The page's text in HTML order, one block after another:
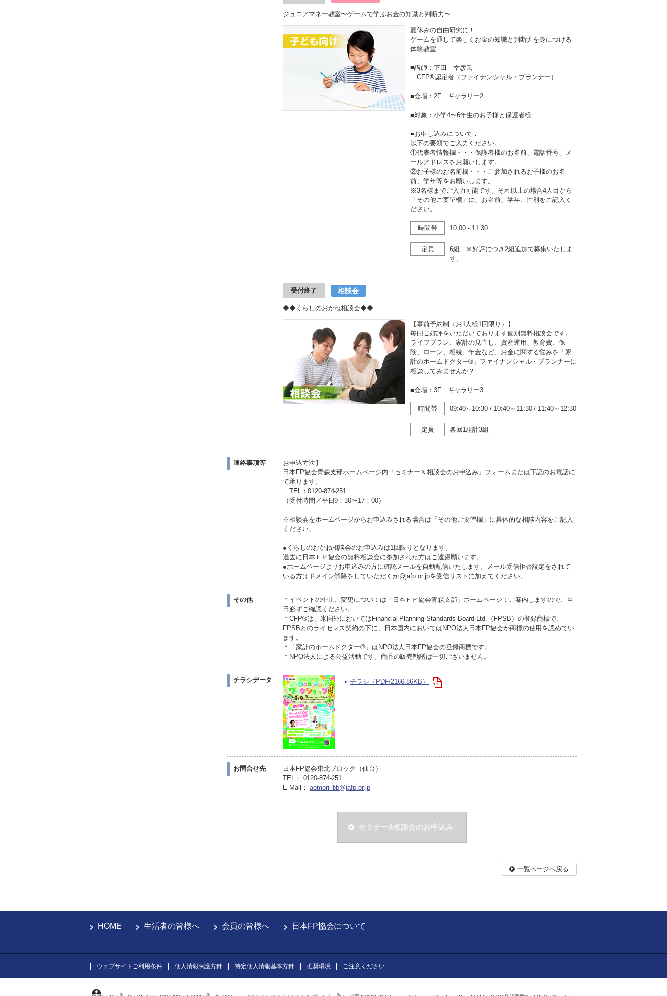
ジュニアマネー教室〜ゲームで学ぶお金の知識と判断力〜
夏休みの自由研究に！
ゲームを通して楽しくお金の知識と判断力を身につける
体験教室
■講師：下田 幸彦氏
CFP®認定者（ファイナンシャル・プランナー）
■会場：2F ギャラリー2
■対象：小学4〜6年生のお子様と保護者様
■お申し込みについて：
以下の要領でご入力ください。
①代表者情報欄・・・保護者様のお名前、電話番号、メ
ールアドレスをお願いします。
②お子様のお名前欄・・・ご参加されるお子様のお名
前、学年等をお願いします。
※3名様までご入力可能です。それ以上の場合4人目から
「その他ご要望欄」に、お名前、学年、性別をご記入く
ださい。
時間帯 10:00～11:30
定員
6組 ※好評につき2組追加で募集いたしま
す。
受付終了 相談会
◆◆くらしのおかね相談会◆◆
【事前予約制（お1人様1回限り）】
毎回ご好評をいただいております個別無料相談会です。
ライフプラン、家計の見直し、資産運用、教育費、保
険、ローン、相続、年金など、お金に関する悩みを「家
計のホームドクター®」ファイナンシャル・プランナーに
相談してみませんか？
■会場：3F ギャラリー3
時間帯 09:40～10:30 / 10:40～11:30 / 11:40～12:30
定員 各回1組計3組
連絡事項等
お申込方法】
日本FP協会青森支部ホームページ内「セミナー＆相談会のお申込み」フォームまたは下記のお電話に
て承ります。
TEL：0120-874-251
（受付時間／平日9：30〜17：00）
※相談会をホームページからお申込みされる場合は「その他ご要望欄」に具体的な相談内容をご記入
ください。
●くらしのおかね相談会のお申込みは1回限りとなります。
過去に日本ＦＰ協会の無料相談会に参加された方はご遠慮願います。
●ホームページよりお申込みの方に確認メールを自動配信いたします。メール受信拒否設定をされて
いる方はドメイン解除をしていただくか@jafp.or.jpを受信リストに加えてください。
その他
＊イベントの中止、変更については「日本ＦＰ協会青森支部」ホームページでご案内しますので、当
日必ずご確認ください。
＊CFP®は、米国外においてはFinancial Planning Standards Board Ltd.（FPSB）の登録商標で、
FPSBとのライセンス契約の下に、日本国内においてはNPO法人日本FP協会が商標の使用を認めてい
ます。
＊「家計のホームドクター®」はNPO法人日本FP協会の登録商標です。
＊NPO法人による公益活動です。商品の販売勧誘は一切ございません。
チラシデータ チラシ（PDF/2166.86KB）
お問合せ先
日本FP協会東北ブロック（仙台）
TEL： 0120-874-251
E-Mail： aomori_bb@jafp.or.jp
セミナー&相談会のお申込み
一覧ページへ戻る
HOME 生活者の皆様へ 会員の皆様へ 日本FP協会について
ウェブサイトご利用条件 個人情報保護方針 特定個人情報基本方針 推奨環境 ご注意ください
® ® ®